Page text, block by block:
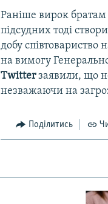
Раніше вирок
підсудних тоді
добу співтовариство
на вимогу
Twitterзаявили, що
незважаючи на
Поділитись